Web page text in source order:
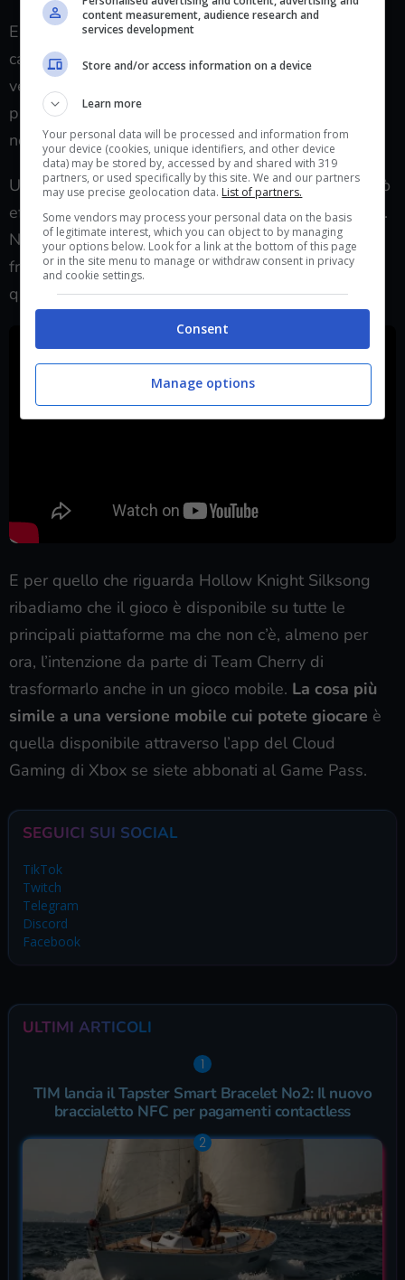
E in effetti questo è quello che si può fare in questi
casi per arginare i possibili scam: se vi capita di
vederlo quello che dovete fare è segnalare alla
piattaforma in cui vi capita di vedere un contenuto
non legittimo quello che sta succedendo.
Un numero abbastanza elevato disegnalazionipuò
effettivamente portare alla rimozione del contenuto.
Non sarà l’eliminazione totale dei contenuti
fraudolenti ma potrebbe aiutare ad arginarli in
qualche modo.
E per quello che riguarda Hollow Knight Silksong
ribadiamo che il gioco è disponibile su tutte le
principali piattaforme ma che non c’è, almeno per
ora, l’intenzione da parte di Team Cherry di
trasformarlo anche in un gioco mobile. La cosa più
simile a una versione mobile cui potete giocare è
quella disponibile attraverso l’app del Cloud
Gaming di Xbox se siete abbonati al Game Pass.
SEGUICI SUI SOCIAL
TikTok
Twitch
Telegram
Discord
Facebook
ULTIMI ARTICOLI
TIM lancia il Tapster Smart Bracelet No2: Il nuovo
braccialetto NFC per pagamenti contactless
content measurement, audience research and
services development
Store and/or access information on a device
Learn more
Your personal data will be processed and information from
your device (cookies, unique identifiers, and other device
data) may be stored by, accessed by and shared with 319
partners, or used specifically by this site. We and our partners
may use precise geolocation data. List of partners.
Some vendors may process your personal data on the basis
of legitimate interest, which you can object to by managing
your options below. Look for a link at the bottom of this page
or in the site menu to manage or withdraw consent in privacy
and cookie settings.
Consent
Manage options